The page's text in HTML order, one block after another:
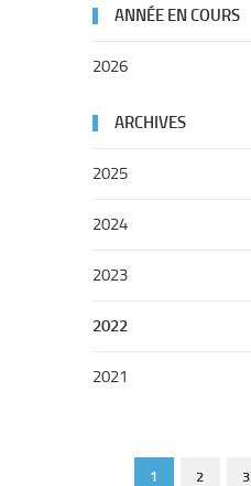
ANNÉE EN COURS
2026
ARCHIVES
2025
2024
2023
2022
2021
1 2 3